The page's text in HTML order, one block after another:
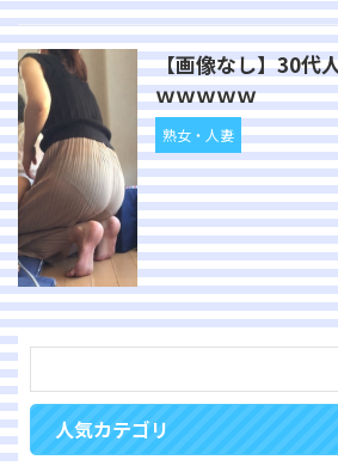
【画像なし】30代
ｗｗｗｗｗ
熟女・人妻
人気カテゴリ